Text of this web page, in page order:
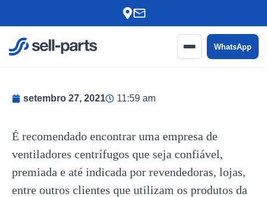
WhatsApp
setembro 27, 2021 11:59 am
É recomendado encontrar uma empresa de
ventiladores centrífugos que seja confiável,
premiada e até indicada por revendedoras, lojas,
entre outros clientes que utilizam os produtos da